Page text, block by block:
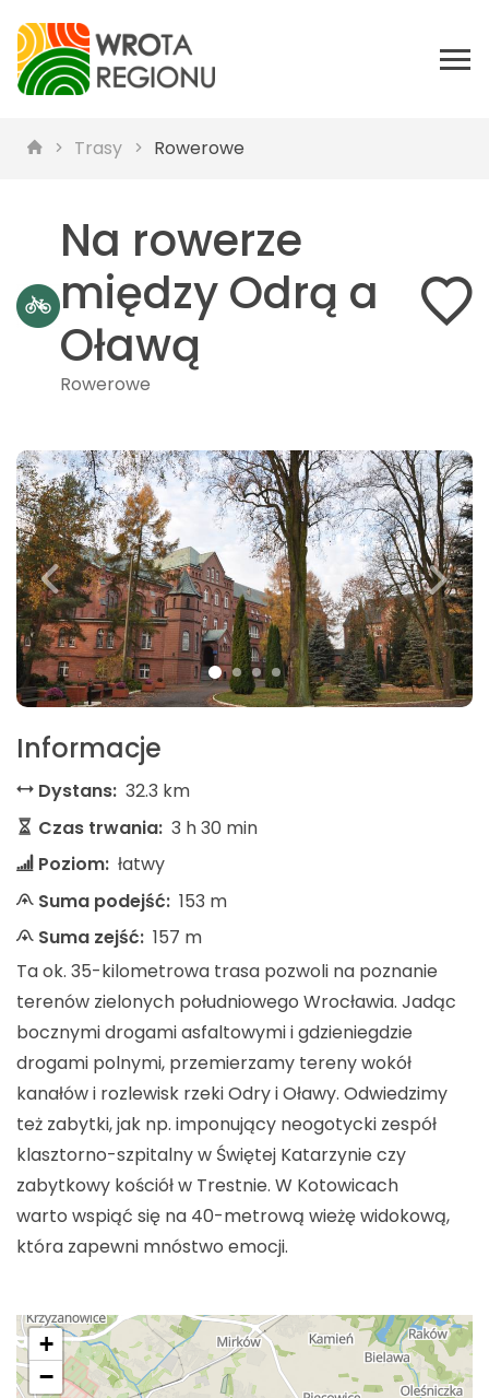
Trasy Rowerowe
Na rowerze
między Odrą a
Oławą
Rowerowe
Informacje
Dystans: 32.3 km
Czas trwania: 3 h 30 min
Poziom: łatwy
Suma podejść: 153 m
Suma zejść: 157 m
Ta ok. 35-kilometrowa trasa pozwoli na poznanie
terenów zielonych południowego Wrocławia. Jadąc
bocznymi drogami asfaltowymi i gdzieniegdzie
drogami polnymi, przemierzamy tereny wokół
kanałów i rozlewisk rzeki Odry i Oławy. Odwiedzimy
też zabytki, jak np. imponujący neogotycki zespół
klasztorno-szpitalny w Świętej Katarzynie czy
zabytkowy kościół w Trestnie. W Kotowicach
warto wspiąć się na 40-metrową wieżę widokową,
która zapewni mnóstwo emocji.
+
−